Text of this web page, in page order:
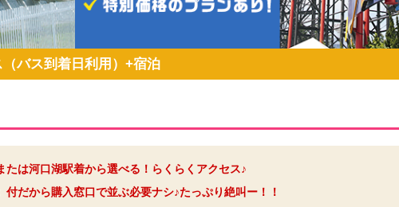
バス到着日利用）+宿泊
たは河口湖駅着から選べる！らくらくアクセス♪
だから購入窓口で並ぶ必要ナシ♪たっぷり絶叫ー！！